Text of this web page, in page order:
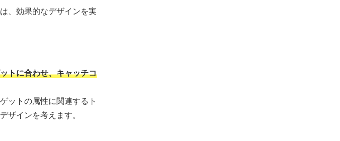
、効果的なデザインを実
トに合わせ、キャッチコ
ットの属性に関連するト
ザインを考えます。